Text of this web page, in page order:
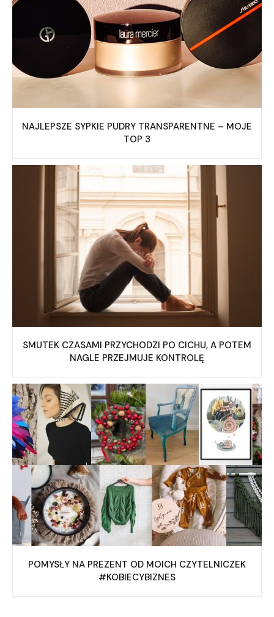
NAJLEPSZE SYPKIE PUDRY TRANSPARENTNE – MOJE
TOP 3
SMUTEK CZASAMI PRZYCHODZI PO CICHU, A POTEM
NAGLE PRZEJMUJE KONTROLĘ
POMYSŁY NA PREZENT OD MOICH CZYTELNICZEK
#KOBIECYBIZNES